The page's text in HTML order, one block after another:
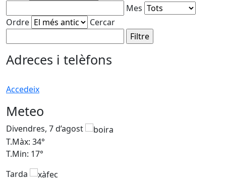
Mes
Ordre
Cercar
Adreces i telèfons
Accedeix
Meteo
Divendres, 7 d’agost
T.Màx: 34°
T.Min: 17°
Tarda